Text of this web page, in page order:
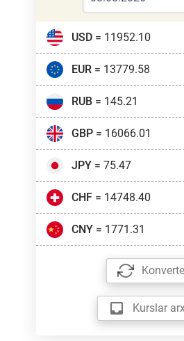
USD= 11952.10
EUR= 13779.58
RUB= 145.21
GBP= 16066.01
JPY= 75.47
CHF= 14748.40
CNY= 1771.31
Kurslar